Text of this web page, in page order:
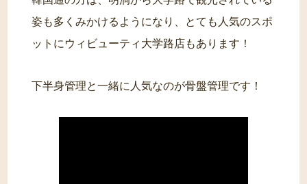
姿も多くみかけるようになり、とても人気のスポ
ットにウィビューティ大学路店もあります！
下半身管理と一緒に人気なのが骨盤管理です！